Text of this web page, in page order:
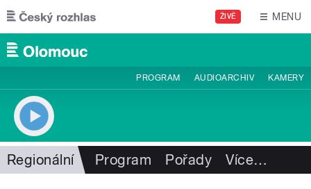
Přejít k hlavnímu obsahu
ŽIVĚ MENU
PROGRAM AUDIOARCHIV KAMERY
Regionální Program Pořady Více…